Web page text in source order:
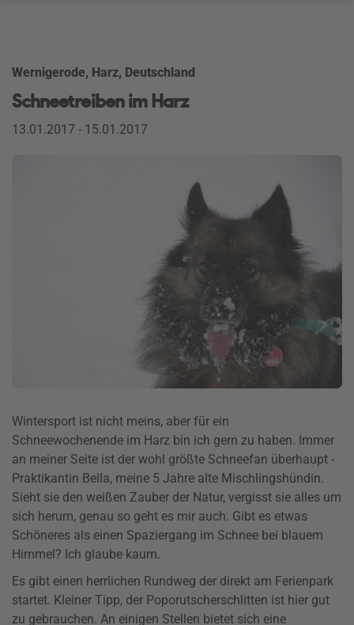
Wernigerode, Harz, Deutschland
Schneetreiben im Harz
13.01.2017 - 15.01.2017
Wintersport ist nicht meins, aber für ein
Schneewochenende im Harz bin ich gern zu haben. Immer
an meiner Seite ist der wohl größte Schneefan überhaupt -
Praktikantin Bella, meine 5 Jahre alte Mischlingshündin.
Sieht sie den weißen Zauber der Natur, vergisst sie alles um
sich herum, genau so geht es mir auch. Gibt es etwas
Schöneres als einen Spaziergang im Schnee bei blauem
Himmel? Ich glaube kaum.
Es gibt einen herrlichen Rundweg der direkt am Ferienpark
startet. Kleiner Tipp, der Poporutscherschlitten ist hier gut
zu gebrauchen. An einigen Stellen bietet sich eine